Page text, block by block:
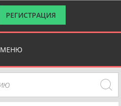
РЕГИСТРАЦИЯ
МЕНЮ